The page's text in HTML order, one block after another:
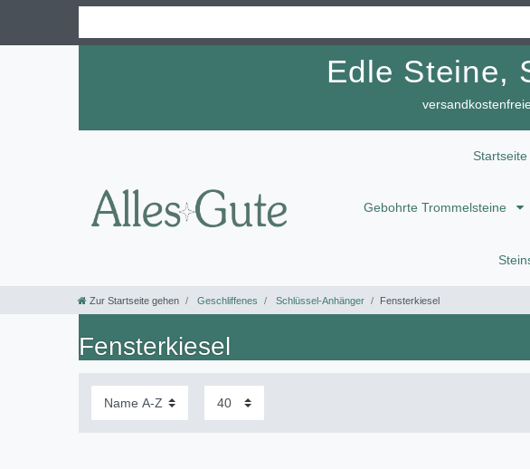
Edle Steine,
Startseite
Gebohrte Trommelsteine
Zur Startseite gehen Geschliffenes Schlüssel-Anhänger Fensterkiesel
Fensterkiesel